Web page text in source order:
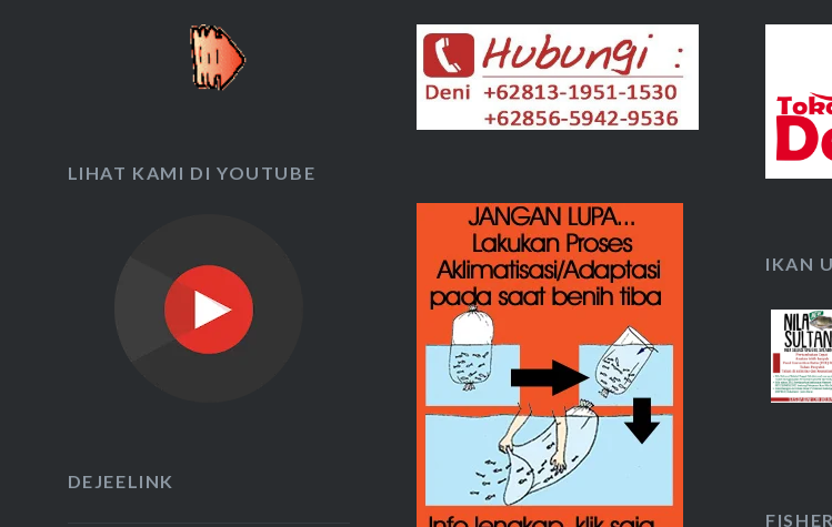
LIHAT KAMI DI YOUTUBE
IKAN
DEJEELINK